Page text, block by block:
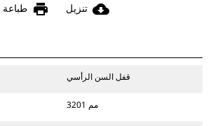
cloud_download تنزيل print طباعة
قفل السن الرأسي
3201 مم